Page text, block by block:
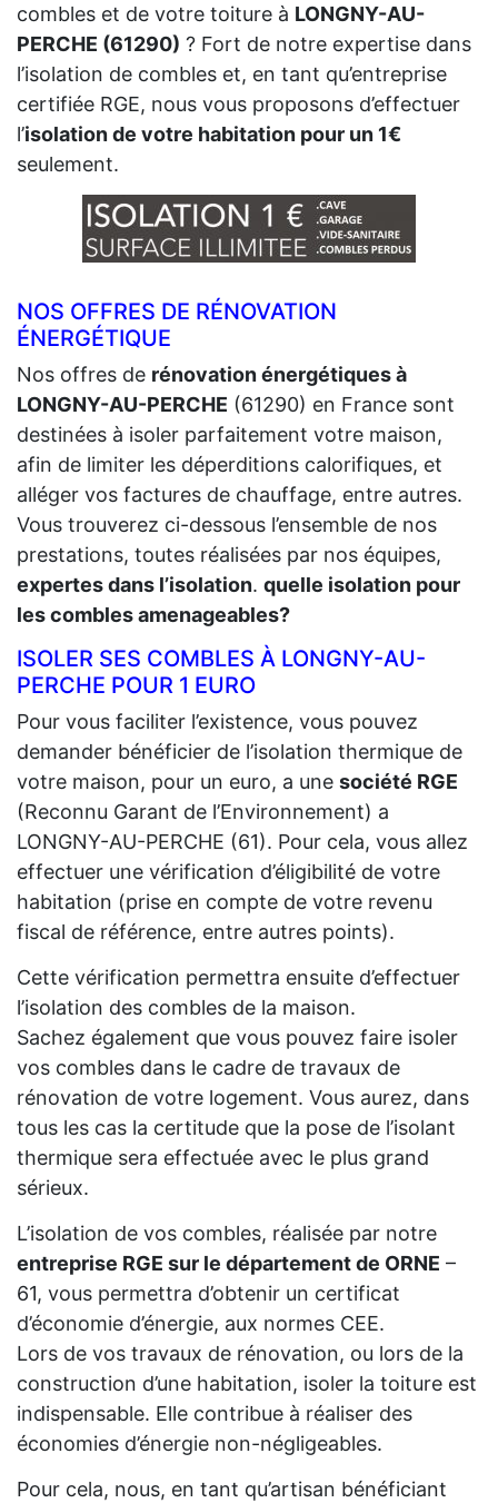
combles et de votre toiture à LONGNY-AU-
PERCHE (61290) ? Fort de notre expertise dans
l’isolation de combles et, en tant qu’entreprise
certifiée RGE, nous vous proposons d’effectuer
l’isolation de votre habitation pour un 1€
seulement.
NOS OFFRES DE RÉNOVATION
ÉNERGÉTIQUE
Nos offres de rénovation énergétiques à
LONGNY-AU-PERCHE (61290) en France sont
destinées à isoler parfaitement votre maison,
afin de limiter les déperditions calorifiques, et
alléger vos factures de chauffage, entre autres.
Vous trouverez ci-dessous l’ensemble de nos
prestations, toutes réalisées par nos équipes,
expertes dans l’isolation. quelle isolation pour
les combles amenageables?
ISOLER SES COMBLES À LONGNY-AU-
PERCHE POUR 1 EURO
Pour vous faciliter l’existence, vous pouvez
demander bénéficier de l’isolation thermique de
votre maison, pour un euro, a une société RGE
(Reconnu Garant de l’Environnement) a
LONGNY-AU-PERCHE (61). Pour cela, vous allez
effectuer une vérification d’éligibilité de votre
habitation (prise en compte de votre revenu
fiscal de référence, entre autres points).
Cette vérification permettra ensuite d’effectuer
l’isolation des combles de la maison.
Sachez également que vous pouvez faire isoler
vos combles dans le cadre de travaux de
rénovation de votre logement. Vous aurez, dans
tous les cas la certitude que la pose de l’isolant
thermique sera effectuée avec le plus grand
sérieux.
L’isolation de vos combles, réalisée par notre
entreprise RGE sur le département de ORNE –
61, vous permettra d’obtenir un certificat
d’économie d’énergie, aux normes CEE.
Lors de vos travaux de rénovation, ou lors de la
construction d’une habitation, isoler la toiture est
indispensable. Elle contribue à réaliser des
économies d’énergie non-négligeables.
Pour cela, nous, en tant qu’artisan bénéficiant